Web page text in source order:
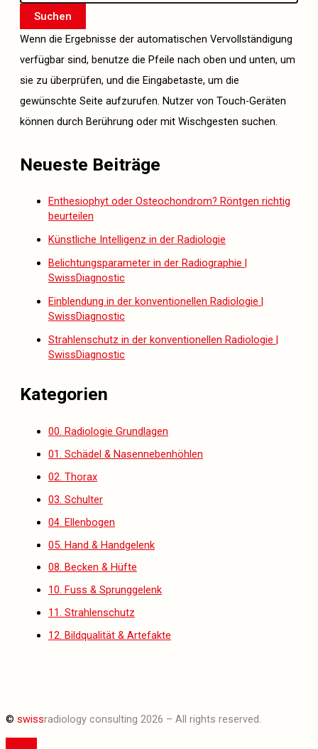
Suchen
Wenn die Ergebnisse der automatischen Vervollständigung
verfügbar sind, benutze die Pfeile nach oben und unten, um
sie zu überprüfen, und die Eingabetaste, um die
gewünschte Seite aufzurufen. Nutzer von Touch-Geräten
können durch Berührung oder mit Wischgesten suchen.
Neueste Beiträge
Enthesiophyt oder Osteochondrom? Röntgen richtig
beurteilen
Künstliche Intelligenz in der Radiologie
Belichtungsparameter in der Radiographie |
SwissDiagnostic
Einblendung in der konventionellen Radiologie |
SwissDiagnostic
Strahlenschutz in der konventionellen Radiologie |
SwissDiagnostic
Kategorien
00. Radiologie Grundlagen
01. Schädel & Nasennebenhöhlen
02. Thorax
03. Schulter
04. Ellenbogen
05. Hand & Handgelenk
08. Becken & Hüfte
10. Fuss & Sprunggelenk
11. Strahlenschutz
12. Bildqualität & Artefakte
© swissradiology consulting 2026 – All rights reserved.